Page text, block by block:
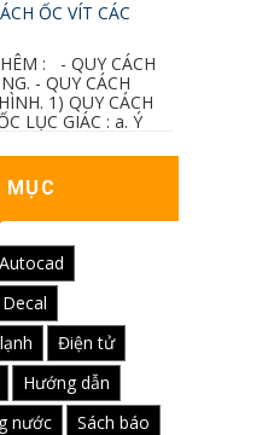
ỐC VÍT CÁC
: - QUY CÁCH
- QUY CÁCH
1) QUY CÁCH
LỤC GIÁC : a. Ý
MỤC
Autocad
Decal
Điện tử
Hướng dẫn
nước
Sách báo